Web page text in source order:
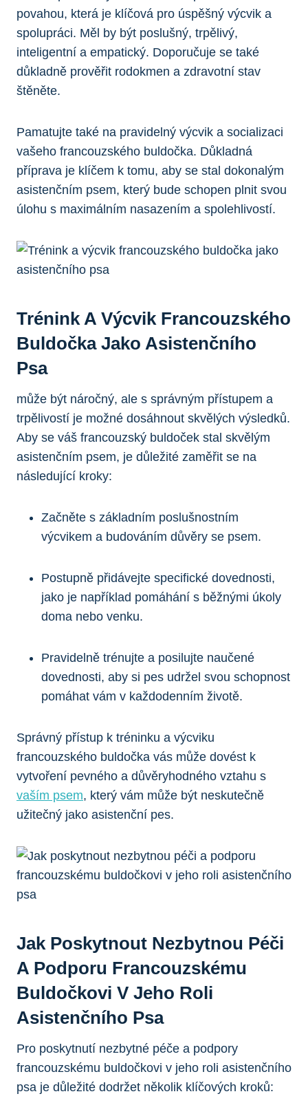
povahou, která je klíčová pro úspěšný výcvik a
spolupráci. Měl by být poslušný, trpělivý,
inteligentní a empatický. Doporučuje se také
důkladně prověřit rodokmen a zdravotní stav
štěněte.
Pamatujte také na pravidelný výcvik a socializaci
vašeho francouzského buldočka. Důkladná
příprava je klíčem k tomu, aby se stal dokonalým
asistenčním psem, který bude schopen plnit svou
úlohu s maximálním nasazením a spolehlivostí.
Trénink A Výcvik Francouzského
Buldočka Jako Asistenčního
Psa
může být náročný, ale s správným přístupem a
trpělivostí je možné dosáhnout skvělých výsledků.
Aby se váš francouzský buldoček stal skvělým
asistenčním psem, je důležité zaměřit se na
následující kroky:
Začněte s základním poslušnostním
výcvikem a budováním důvěry se psem.
Postupně přidávejte specifické dovednosti,
jako je například pomáhání s běžnými úkoly
doma nebo venku.
Pravidelně trénujte a posilujte naučené
dovednosti, aby si pes udržel svou schopnost
pomáhat vám v každodenním životě.
Správný přístup k tréninku a výcviku
francouzského buldočka vás může dovést k
vytvoření pevného a důvěryhodného vztahu s
vaším psem, který vám může být neskutečně
užitečný jako asistenční pes.
Jak Poskytnout Nezbytnou Péči
A Podporu Francouzskému
Buldočkovi V Jeho Roli
Asistenčního Psa
Pro poskytnutí nezbytné péče a podpory
francouzskému buldočkovi v jeho roli asistenčního
psa je důležité dodržet několik klíčových kroků: